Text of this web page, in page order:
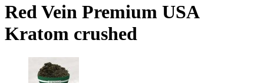
Red Vein Premium USA
Kratom crushed